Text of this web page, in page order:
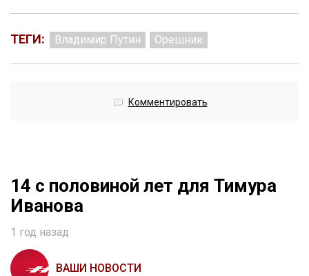
ТЕГИ: Владимир Путин Орешник
Комментировать
14 с половиной лет для Тимура
Иванова
1 год назад
ВАШИ НОВОСТИ